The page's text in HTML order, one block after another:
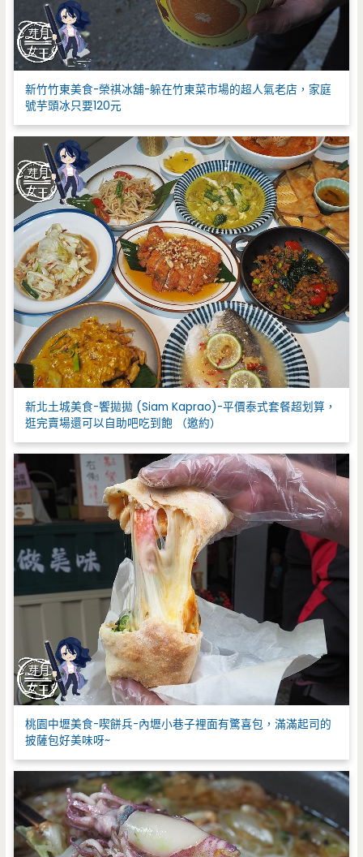
新竹竹東美食-榮祺冰舖-躲在竹東菜市場的超人氣老店，家庭
號芋頭冰只要120元
新北土城美食-饗拋拋 (Siam Kaprao)-平價泰式套餐超划算，
逛完賣場還可以自助吧吃到飽 （邀約）
桃園中壢美食-喫餅兵-內壢小巷子裡面有驚喜包，滿滿起司的
披薩包好美味呀~